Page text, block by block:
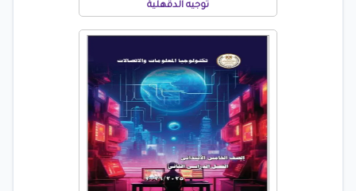
توجيه الدقهلية